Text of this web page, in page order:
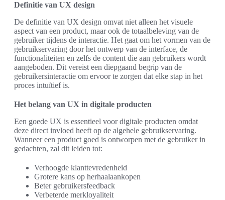
Definitie van UX design
De definitie van UX design omvat niet alleen het visuele
aspect van een product, maar ook de totaalbeleving van de
gebruiker tijdens de interactie. Het gaat om het vormen van de
gebruikservaring door het ontwerp van de interface, de
functionaliteiten en zelfs de content die aan gebruikers wordt
aangeboden. Dit vereist een diepgaand begrip van de
gebruikersinteractie om ervoor te zorgen dat elke stap in het
proces intuïtief is.
Het belang van UX in digitale producten
Een goede UX is essentieel voor digitale producten omdat
deze direct invloed heeft op de algehele gebruikservaring.
Wanneer een product goed is ontworpen met de gebruiker in
gedachten, zal dit leiden tot:
Verhoogde klanttevredenheid
Grotere kans op herhaalaankopen
Beter gebruikersfeedback
Verbeterde merkloyaliteit